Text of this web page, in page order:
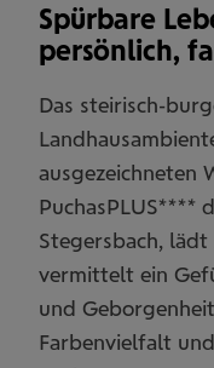
Spürbare
persönlich,
Das steirisch-
ausgezeichneten
PuchasPLUS****
Stegersbach,
vermittelt ein
und
Farbenvielfalt